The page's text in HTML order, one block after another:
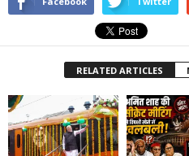
RELATED ARTICLES